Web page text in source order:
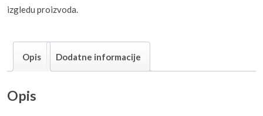
izgledu proizvoda.
Opis Dodatne informacije
Opis